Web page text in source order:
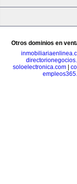
Otros dominios en
soloelectronica.com